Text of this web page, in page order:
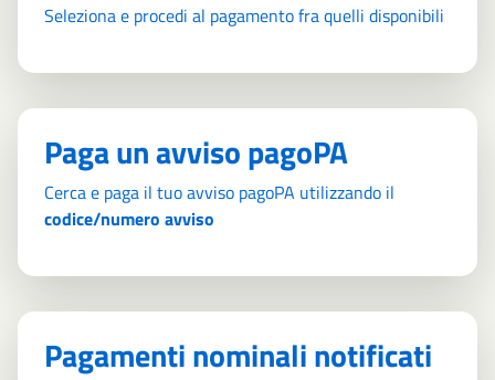
Seleziona e procedi al pagamento fra quelli disponibili
Paga un avviso pagoPA
Cerca e paga il tuo avviso pagoPA utilizzando il
codice/numero avviso
Pagamenti nominali notificati